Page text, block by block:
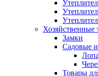
Хозяйственные
Замки
Садовые
Товары